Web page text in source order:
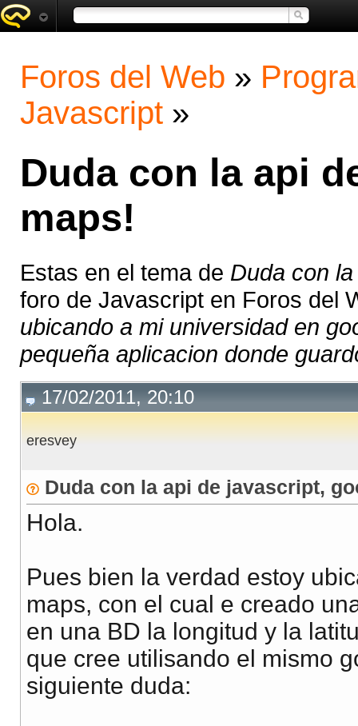
Foros del Web »
Javascript »
Duda con la api
maps!
Estas en el tema de Duda con
foro de Javascript en Foros del
ubicando a mi universidad en
pequeña aplicacion donde
17/02/2011, 20:10
eresvey
Duda con la api de javascript,
Hola.
Pues bien la verdad estoy
maps, con el cual e creado
en una BD la longitud y la
que cree utilisando el mismo
siguiente duda: